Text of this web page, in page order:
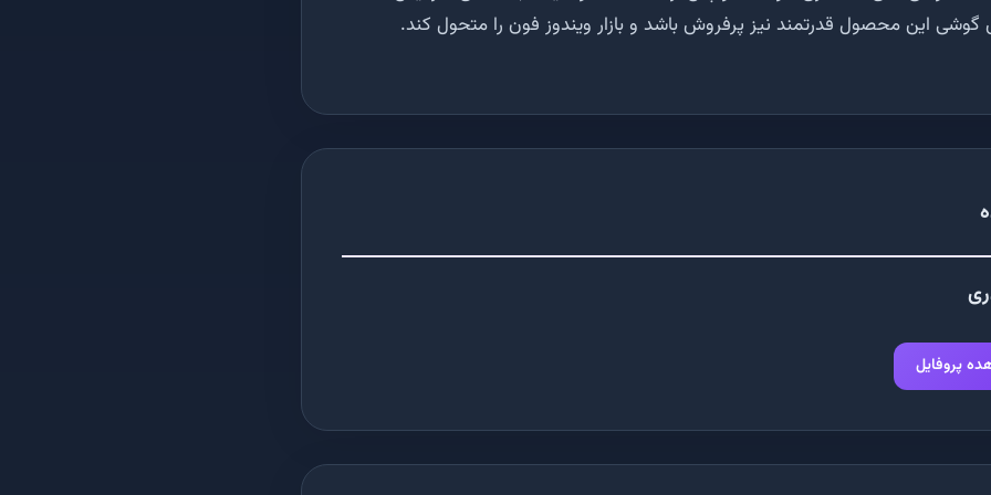
این محصول قدرتمند نیز پرفروش باشد و بازار ویندوز فون را متحول کند.
پروفایل